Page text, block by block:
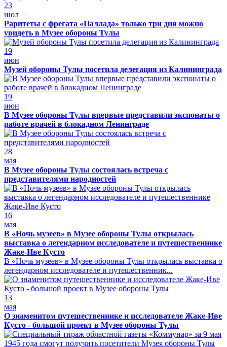
23
июл
Раритеты с фрегата «Паллада» только три дня можно
увидеть в Музее обороны Тулы
19
июн
Музей обороны Тулы посетила делегация из Калининграда
19
июн
В Музее обороны Тулы впервые представили экспонаты о
работе врачей в блокадном Ленинграде
28
мая
В Музее обороны Тулы состоялась встреча с
представителями народностей
16
мая
В «Ночь музеев» в Музее обороны Тулы открылась
выставка о легендарном исследователе и путешественнике
Жаке-Иве Кусто
В «Ночь музеев» в Музее обороны Тулы открылась выставка о
легендарном исследователе и путешественник...
13
мая
О знаменитом путешественнике и исследователе Жаке-Иве
Кусто - большой проект в Музее обороны Тулы